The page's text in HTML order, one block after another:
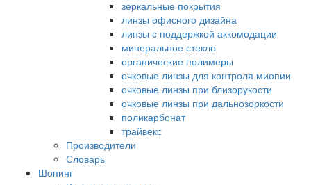
зеркальные покрытия
линзы офисного дизайна
линзы с поддержкой аккомодации
минеральное стекло
органические полимеры
очковые линзы для контроля миопии
очковые линзы при близорукости
очковые линзы при дальнозоркости
поликарбонат
трайвекс
Производители
Словарь
Шопинг